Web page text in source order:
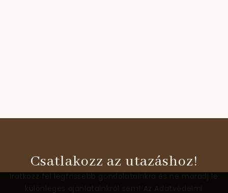
Csatlakozz az utazáshoz!